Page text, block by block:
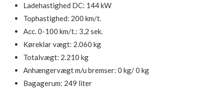
Ladehastighed DC: 144 kW
Tophastighed: 200 km/t.
Acc. 0-100 km/t.: 3,2 sek.
Køreklar vægt: 2.060 kg
Totalvægt: 2.210 kg
Anhængervægt m/u bremser: 0 kg/ 0 kg
Bagagerum: 249 liter